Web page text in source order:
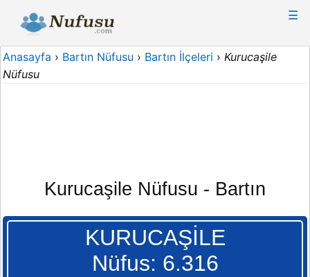
☰
Anasayfa › Bartın Nüfusu › Bartın İlçeleri › Kurucaşile
Nüfusu
Kurucaşile Nüfusu - Bartın
KURUCAŞİLE
Nüfus: 6.316